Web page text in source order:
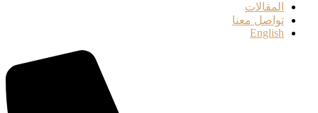
المقالات
تواصل معنا
English